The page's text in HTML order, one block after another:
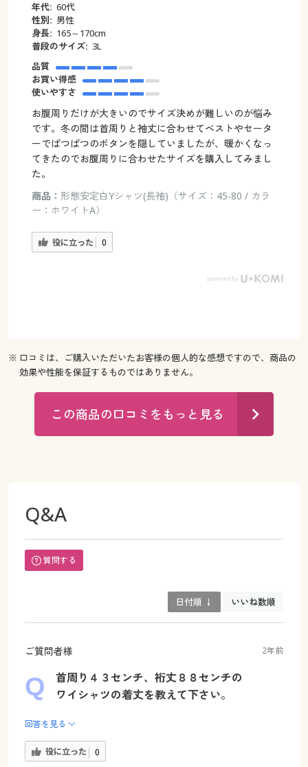
年代: 60代
性別: 男性
身長: 165～170cm
普段のサイズ: 3L
品質
お買い得感
使いやすさ
お腹周りだけが大きいのでサイズ決めが難しいのが悩み
です。冬の間は首周りと袖丈に合わせてベストやセータ
ーでぱつぱつのボタンを隠していましたが、暖かくなっ
てきたのでお腹周りに合わせたサイズを購入してみまし
た。
商品： 形態安定白Yシャツ(長袖)（サイズ：45-80 / カラ
ー：ホワイトA）
役に立った 0
※ 口コミは、ご購入いただいたお客様の個人的な感想ですので、商品の
効果や性能を保証するものではありません。
この商品の口コミをもっと見る
Q&A
質問する
日付順 ↓ いいね数順
ご質問者様 2年前
首周り４３センチ、裄丈８８センチの
ワイシャツの着丈を教えて下さい。
回答を見る
役に立った 0